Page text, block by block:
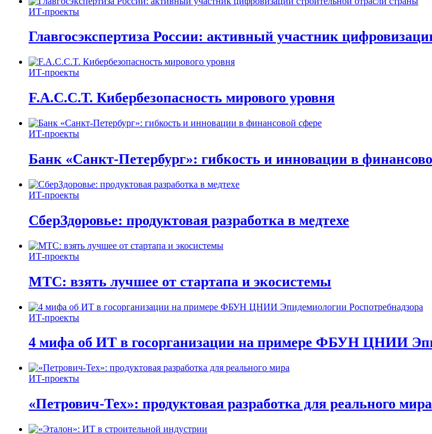
ИТ-проекты
Главгосэкспертиза России: активный участник
ИТ-проекты
F.A.C.C.T. Кибербезопасность мирового уровня
ИТ-проекты
Банк «Санкт-Петербург»: гибкость и инновации в
ИТ-проекты
СберЗдоровье: продуктовая разработка в медтехе
ИТ-проекты
МТС: взять лучшее от стартапа и экосистемы
ИТ-проекты
4 мифа об ИТ в госорганизации на примере ФБУН ЦНИИ
ИТ-проекты
«Петрович-Тех»: продуктовая разработка для реального мира